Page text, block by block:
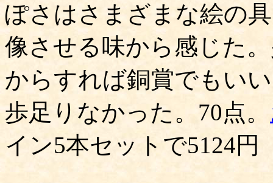
ぽさはさまざまな絵の
像させる味から感じた
からすれば銅賞でもい
歩足りなかった。70点。
イン5本セットで5124円